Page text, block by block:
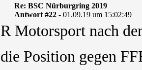
Re: BSC Nürburgring 2019
Antwort #22 - 01.09.19 um 15:02:49
R Motorsport nach
die Position gegen